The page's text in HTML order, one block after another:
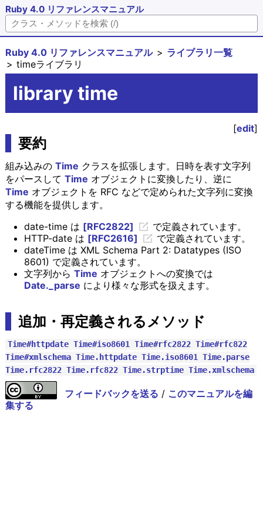
Ruby 4.0 リファレンスマニュアル
Ruby 4.0 リファレンスマニュアル
ライブラリ一覧
timeライブラリ
library time
[edit]
要約
組み込みの Time クラスを拡張します。日時を表す文字列
をパースして Time オブジェクトに変換したり、逆に
Time オブジェクトを RFC などで定められた文字列に変換
する機能を提供します。
date-time は [RFC2822]
で定義されています。
HTTP-date は [RFC2616]
で定義されています。
dateTime は XML Schema Part 2: Datatypes (ISO
8601) で定義されています。
文字列から Time オブジェクトへの変換では
Date._parse により様々な形式を扱えます。
追加・再定義されるメソッド
Time#httpdate Time#iso8601 Time#rfc2822 Time#rfc822
Time#xmlschema Time.httpdate Time.iso8601 Time.parse
Time.rfc2822 Time.rfc822 Time.strptime Time.xmlschema
フィードバックを送る / このマニュアルを編
集する